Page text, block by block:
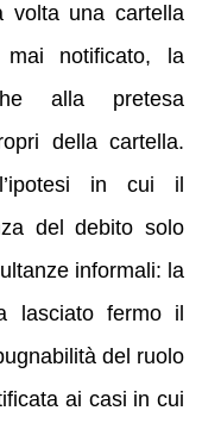
volta una cartella
notificato, la
alla pretesa
della cartella.
in cui il
del debito solo
informali: la
lasciato fermo il
del ruolo
ai casi in cui